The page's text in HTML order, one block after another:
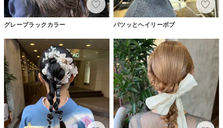
グレーブラックカラー パツッとヘイリーボブ